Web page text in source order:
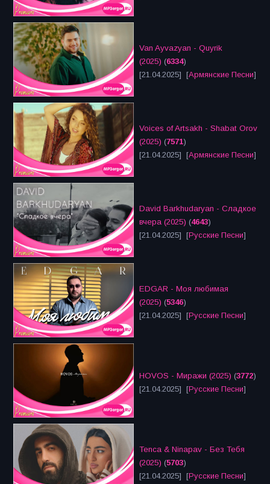
Van Ayvazyan - Quyrik
(2025) (6334)
[21.04.2025] [Армянские Песни]
Voices of Artsakh - Shabat Orov
(2025) (7571)
[21.04.2025] [Армянские Песни]
David Barkhudaryan - Сладкое
вчера (2025) (4643)
[21.04.2025] [Русские Песни]
EDGAR - Моя любимая
(2025) (5346)
[21.04.2025] [Русские Песни]
HOVOS - Миражи (2025) (3772)
[21.04.2025] [Русские Песни]
Tenca & Ninapav - Без Тебя
(2025) (5703)
[21.04.2025] [Русские Песни]